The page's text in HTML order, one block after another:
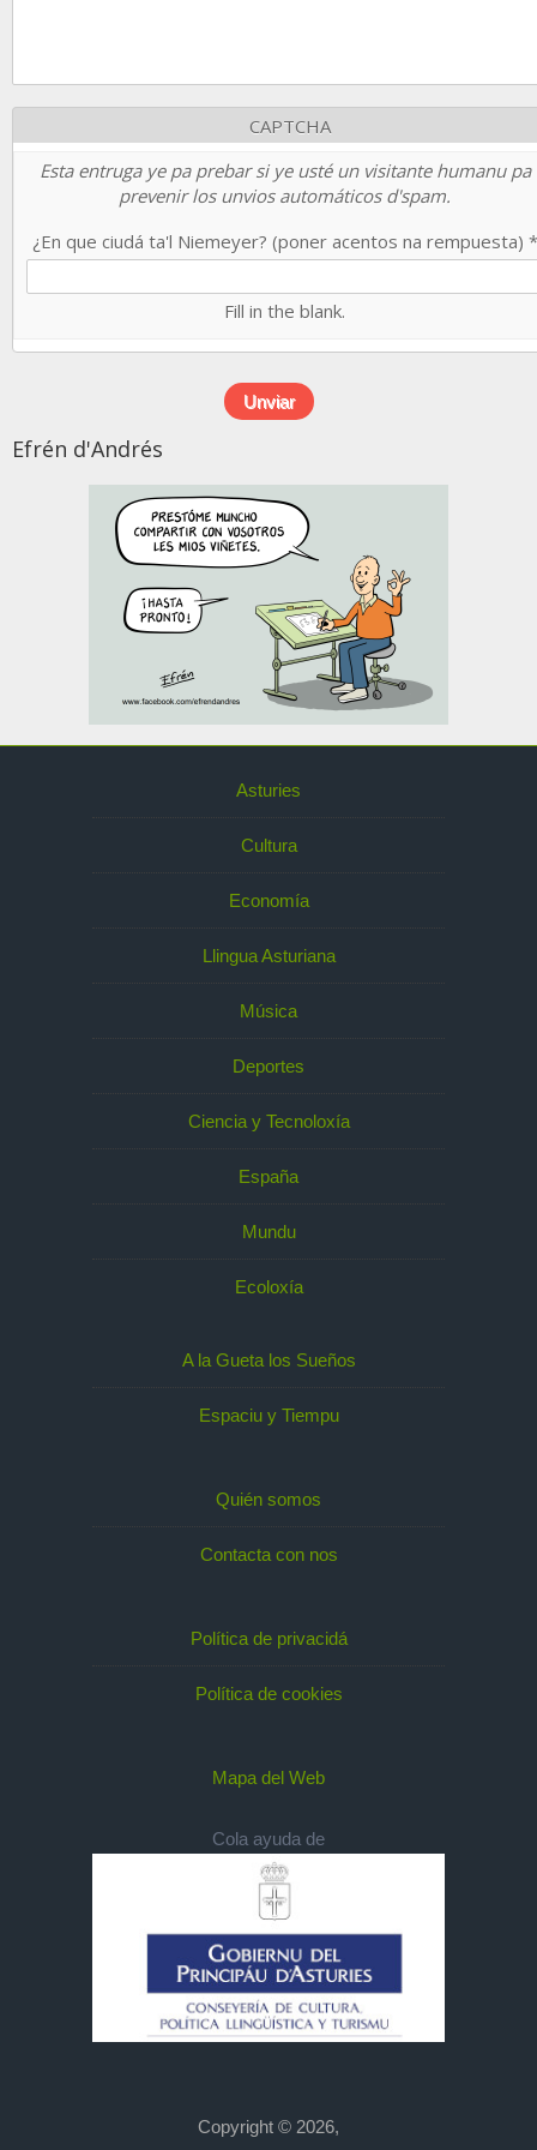
CAPTCHA
Esta entruga ye pa prebar si ye usté un visitante humanu pa
prevenir los unvios automáticos d'spam.
¿En que ciudá ta'l Niemeyer? (poner acentos na rempuesta) *
Fill in the blank.
Efrén d'Andrés
Asturies
Cultura
Economía
Llingua Asturiana
Música
Deportes
Ciencia y Tecnoloxía
España
Mundu
Ecoloxía
A la Gueta los Sueños
Espaciu y Tiempu
Quién somos
Contacta con nos
Política de privacidá
Política de cookies
Mapa del Web
Cola ayuda de
Copyright © 2026,